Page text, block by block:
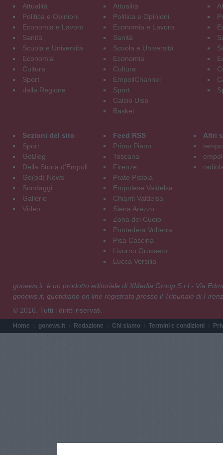
Attualità
Politica e Opinioni
Economia e Lavoro
Sanità
Scuola e Università
Economia
Cultura
Sport
dalla Regione
Attualità
Politica e Opinioni
Economia e Lavoro
Sanità
Scuola e Università
Economia
Cultura
EmpoliChannel
Sport
Calcio Uisp
Basket
Sezioni del sito
Sport
GoBlog
Della Storia d'Empoli
Go(od) News
Sondaggi
Gallerie
Video
Feed RSS
Primo Piano
Toscana
Firenze
Prato Pistoia
Empolese Valdelsa
Chianti Valdelsa
Siena Arezzo
Zona del Cuoio
Pontedera Volterra
Pisa Cascina
Livorno Grosseto
Lucca Versilia
Altri
gonews.it è un prodotto editoriale di XMedia Group S.r.l - Via
gonews.it, quotidiano on line registrato presso il Tribunale di
© 2016. Tutti i diritti riservati.
Home gonews.it Redazione Chi siamo Termini e condizioni